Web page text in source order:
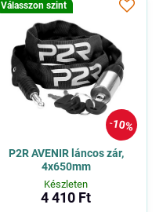
10%
Válasszon szint
P2R AVENIR láncos zár,
4x650mm
Készleten
4 410 Ft